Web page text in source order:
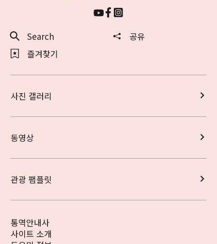
Search
공유
즐겨찾기
사진 갤러리
동영상
관광 팸플릿
통역안내사
사이트 소개